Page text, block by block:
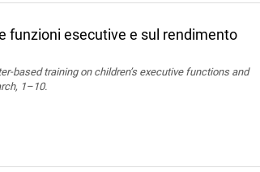
funzioni esecutive e sul rendimento
based training on children’s executive functions and
1–10.